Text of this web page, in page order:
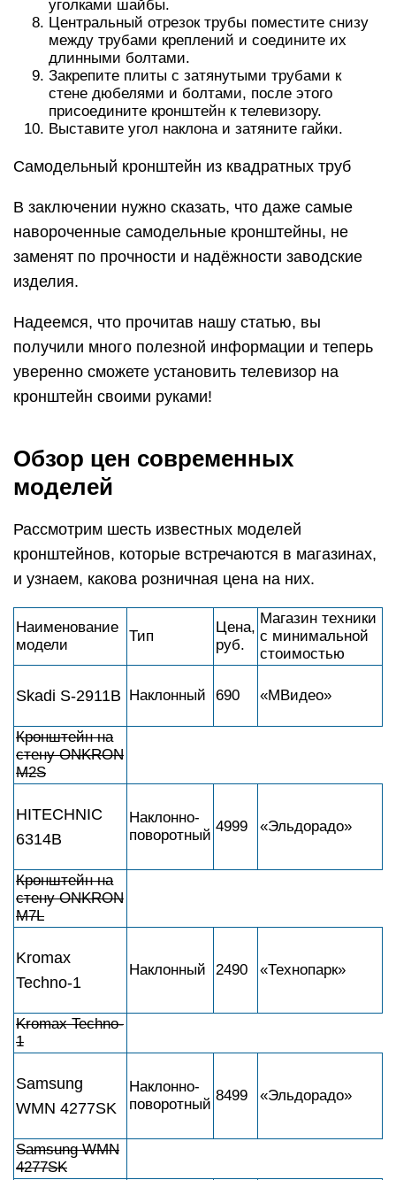
уголками шайбы.
Центральный отрезок трубы поместите снизу
между трубами креплений и соедините их
длинными болтами.
Закрепите плиты с затянутыми трубами к
стене дюбелями и болтами, после этого
присоедините кронштейн к телевизору.
Выставите угол наклона и затяните гайки.
Самодельный кронштейн из квадратных труб
В заключении нужно сказать, что даже самые
навороченные самодельные кронштейны, не
заменят по прочности и надёжности заводские
изделия.
Надеемся, что прочитав нашу статью, вы
получили много полезной информации и теперь
уверенно сможете установить телевизор на
кронштейн своими руками!
Обзор цен современных
моделей
Рассмотрим шесть известных моделей
кронштейнов, которые встречаются в магазинах,
и узнаем, какова розничная цена на них.
Наименование
модели
Тип
Цена,
руб.
Магазин техники
с минимальной
стоимостью
Skadi S-2911B Наклонный 690 «МВидео»
Кронштейн на
стену ONKRON
M2S
HITECHNIC
6314B
Наклонно-
поворотный
4999 «Эльдорадо»
Кронштейн на
стену ONKRON
M7L
Kromax
Techno-1
Наклонный 2490 «Технопарк»
Kromax Techno-
1
Samsung
WMN 4277SK
Наклонно-
поворотный
8499 «Эльдорадо»
Samsung WMN
4277SK